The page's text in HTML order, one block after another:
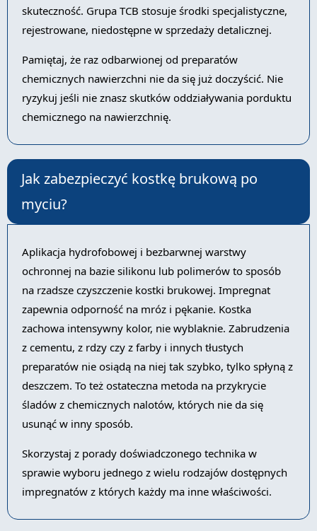
skuteczność. Grupa TCB stosuje środki specjalistyczne,
rejestrowane, niedostępne w sprzedaży detalicznej.
Pamiętaj, że raz odbarwionej od preparatów
chemicznych nawierzchni nie da się już doczyścić. Nie
ryzykuj jeśli nie znasz skutków oddziaływania porduktu
chemicznego na nawierzchnię.
Jak zabezpieczyć kostkę brukową po
myciu?
Aplikacja hydrofobowej i bezbarwnej warstwy
ochronnej na bazie silikonu lub polimerów to sposób
na rzadsze czyszczenie kostki brukowej. Impregnat
zapewnia odporność na mróz i pękanie. Kostka
zachowa intensywny kolor, nie wyblaknie. Zabrudzenia
z cementu, z rdzy czy z farby i innych tłustych
preparatów nie osiądą na niej tak szybko, tylko spłyną z
deszczem. To też ostateczna metoda na przykrycie
śladów z chemicznych nalotów, których nie da się
usunąć w inny sposób.
Skorzystaj z porady doświadczonego technika w
sprawie wyboru jednego z wielu rodzajów dostępnych
impregnatów z których każdy ma inne właściwości.